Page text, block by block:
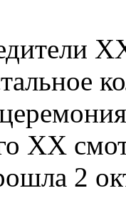
XX
2